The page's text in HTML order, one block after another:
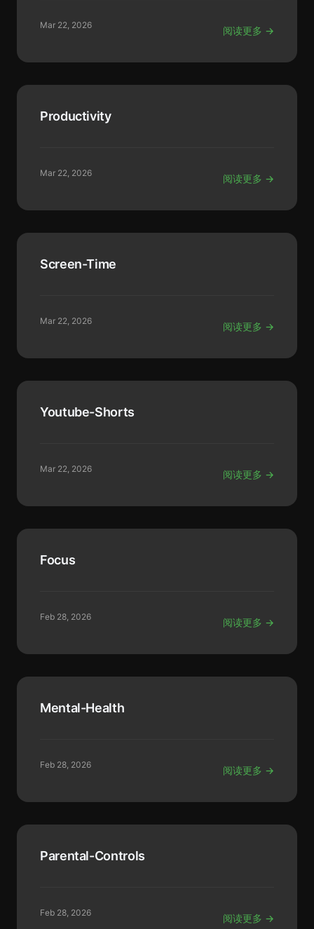
Mar 22, 2026 阅读更多 →
Productivity
Mar 22, 2026 阅读更多 →
Screen-Time
Mar 22, 2026 阅读更多 →
Youtube-Shorts
Mar 22, 2026 阅读更多 →
Focus
Feb 28, 2026 阅读更多 →
Mental-Health
Feb 28, 2026 阅读更多 →
Parental-Controls
Feb 28, 2026 阅读更多 →